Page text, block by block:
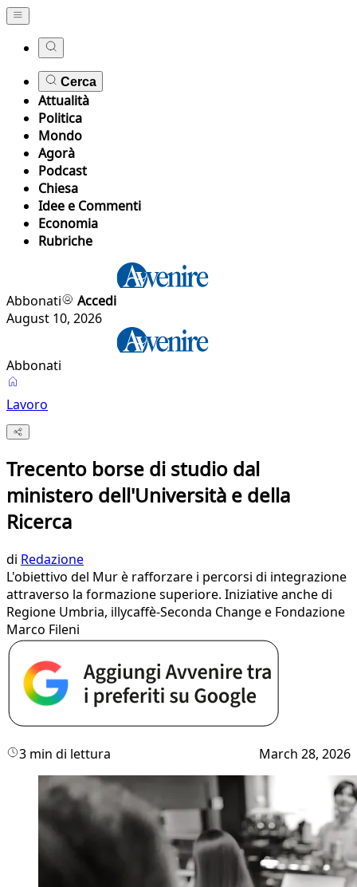
Cerca
Attualità
Politica
Mondo
Agorà
Podcast
Chiesa
Idee e Commenti
Economia
Rubriche
Abbonati
Accedi
August 10, 2026
Abbonati
Lavoro
Trecento borse di studio dal
ministero dell'Università e della
Ricerca
di Redazione
L'obiettivo del Mur è rafforzare i percorsi di integrazione
attraverso la formazione superiore. Iniziative anche di
Regione Umbria, illycaffè-Seconda Change e Fondazione
Marco Fileni
3 min di lettura March 28, 2026